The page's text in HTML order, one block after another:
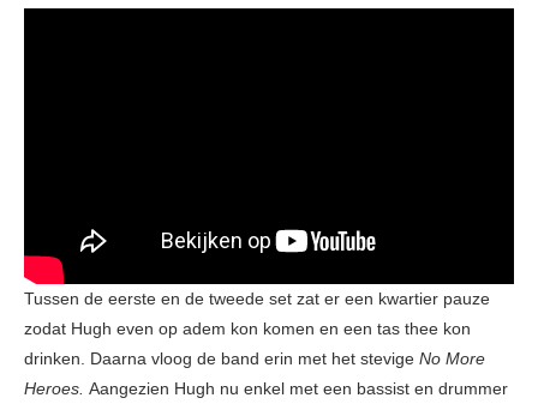
Tussen de eerste en de tweede set zat er een kwartier pauze
zodat Hugh even op adem kon komen en een tas thee kon
drinken. Daarna vloog de band erin met het stevige No More
Heroes. Aangezien Hugh nu enkel met een bassist en drummer